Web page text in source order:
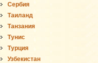
Сербия
Таиланд
Танзания
Тунис
Турция
Узбекистан